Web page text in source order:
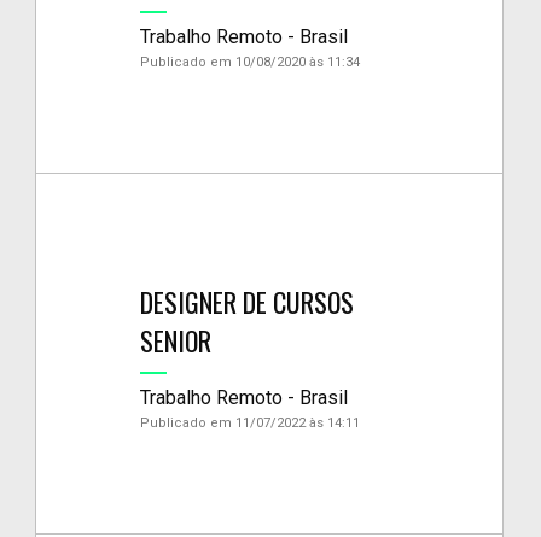
Trabalho Remoto - Brasil
Publicado em 10/08/2020 às 11:34
DESIGNER DE CURSOS
SENIOR
Trabalho Remoto - Brasil
Publicado em 11/07/2022 às 14:11